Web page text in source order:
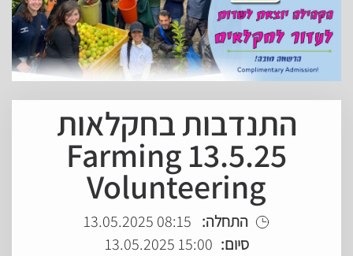
התנדבות בחקלאות
13.5.25 Farming
Volunteering
התחלה: 08:15 13.05.2025
סיום: 15:00 13.05.2025